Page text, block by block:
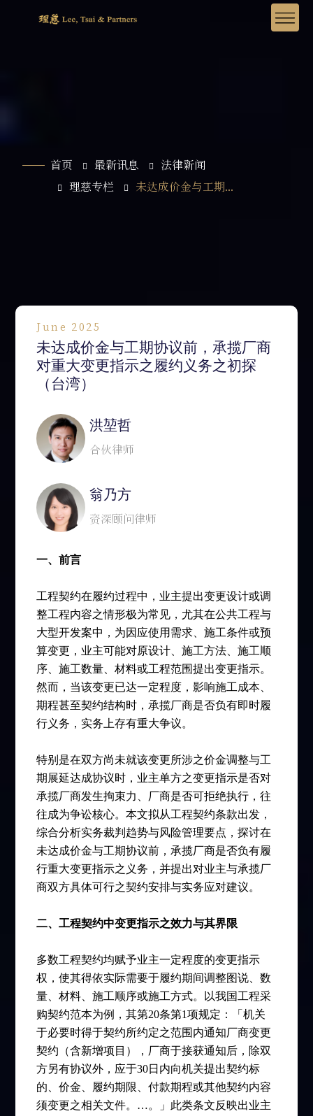
首页 最新讯息
法律新闻
理慈专栏
未达成价金与工期...
June 2025
未达成价金与工期协议前，承揽厂商
对重大变更指示之履约义务之初探
（台湾）
洪堃哲
合伙律师
翁乃方
资深顾问律师
一、前言
工程契约在履约过程中，业主提出变更设计或调
整工程内容之情形极为常见，尤其在公共工程与
大型开发案中，为因应使用需求、施工条件或预
算变更，业主可能对原设计、施工方法、施工顺
序、施工数量、材料或工程范围提出变更指示。
然而，当该变更已达一定程度，影响施工成本、
期程甚至契约结构时，承揽厂商是否负有即时履
行义务，实务上存有重大争议。
特别是在双方尚未就该变更所涉之价金调整与工
期展延达成协议时，业主单方之变更指示是否对
承揽厂商发生拘束力、厂商是否可拒绝执行，往
往成为争讼核心。本文拟从工程契约条款出发，
综合分析实务裁判趋势与风险管理要点，探讨在
未达成价金与工期协议前，承揽厂商是否负有履
行重大变更指示之义务，并提出对业主与承揽厂
商双方具体可行之契约安排与实务应对建议。
二、工程契约中变更指示之效力与其界限
多数工程契约均赋予业主一定程度的变更指示
权，使其得依实际需要于履约期间调整图说、数
量、材料、施工顺序或施工方式。以我国工程采
购契约范本为例，其第20条第1项规定：「机关
于必要时得于契约所约定之范围内通知厂商变更
契约（含新增项目），厂商于接获通知后，除双
方另有协议外，应于30日内向机关提出契约标
的、价金、履约期限、付款期程或其他契约内容
须变更之相关文件。…。」此类条文反映出业主